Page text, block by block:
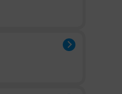
・はるとさん
ション」「猫マンシ
スッと笑えるコメン